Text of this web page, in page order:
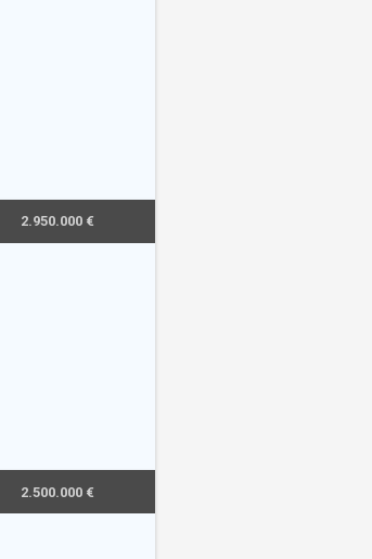
2.950.000 €
2.500.000 €